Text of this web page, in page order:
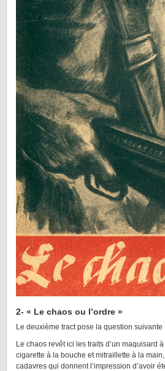
2- « Le chaos ou l’ordre »
Le deuxième tract pose la question suivante
Le chaos revêt ici les traits d’un maquisard
cigarette à la bouche et mitraillette à la
cadavres qui donnent l’impression d’avoir